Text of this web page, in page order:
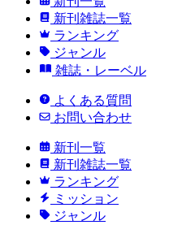
新刊雑誌一覧
ランキング
ジャンル
雑誌・レーベル
よくある質問
お問い合わせ
新刊一覧
新刊雑誌一覧
ランキング
ミッション
ジャンル